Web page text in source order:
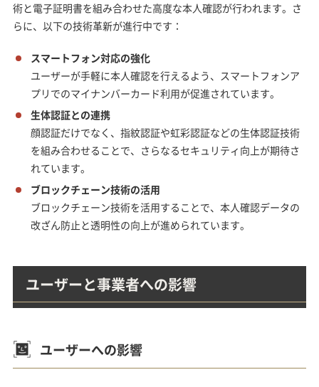
術と電子証明書を組み合わせた高度な本人確認が行われます。さ
らに、以下の技術革新が進行中です：
スマートフォン対応の強化
ユーザーが手軽に本人確認を行えるよう、スマートフォンア
プリでのマイナンバーカード利用が促進されています。
生体認証との連携
顔認証だけでなく、指紋認証や虹彩認証などの生体認証技術
を組み合わせることで、さらなるセキュリティ向上が期待さ
れています。
ブロックチェーン技術の活用
ブロックチェーン技術を活用することで、本人確認データの
改ざん防止と透明性の向上が進められています。
ユーザーと事業者への影響
ユーザーへの影響